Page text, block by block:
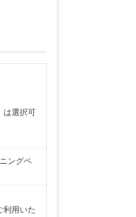
は選択可
ングペ
利用いた